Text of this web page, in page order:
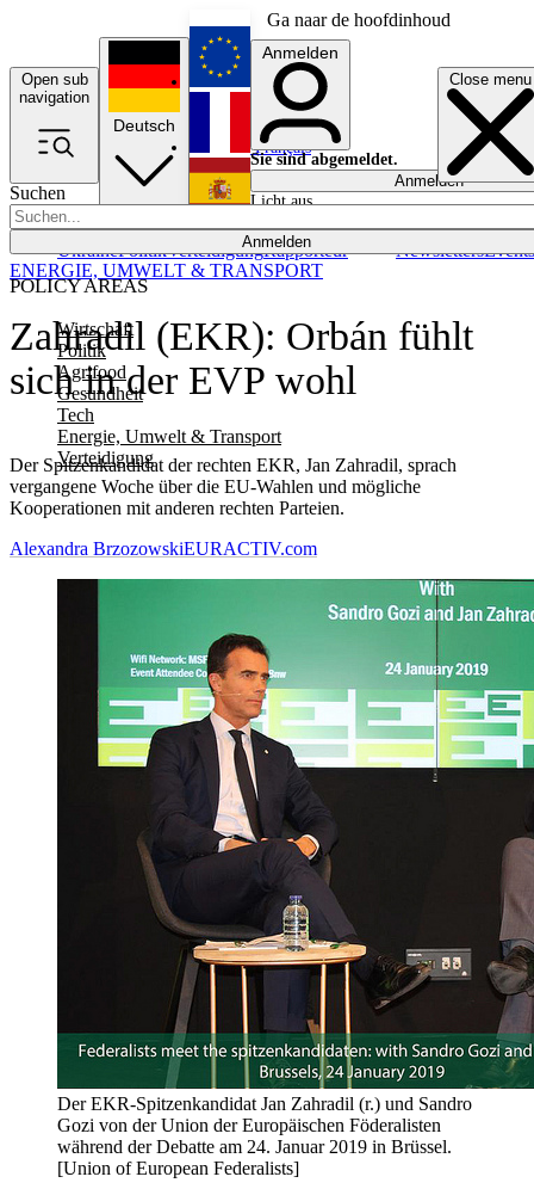
Ga naar de hoofdinhoud
Open sub
navigation
Close menu
Suchen
Anmelden
POLICY AREAS
Wirtschaft
Politik
Agrifood
Gesundheit
Tech
Energie, Umwelt & Transport
Verteidigung
UkrainePolitikVerteidigungRapporteur NewslettersEvents
Deutsch
English
Français
Anmelden
Sie sind abgemeldet.
Anmelden
Licht aus
Zahradil (EKR): Orbán fühlt
sich in der EVP wohl
Der Spitzenkandidat der rechten EKR, Jan Zahradil, sprach
vergangene Woche über die EU-Wahlen und mögliche
Kooperationen mit anderen rechten Parteien.
ENERGIE, UMWELT & TRANSPORT
Alexandra BrzozowskiEURACTIV.com
Der EKR-Spitzenkandidat Jan Zahradil (r.) und Sandro
Gozi von der Union der Europäischen Föderalisten
während der Debatte am 24. Januar 2019 in Brüssel.
[Union of European Federalists]